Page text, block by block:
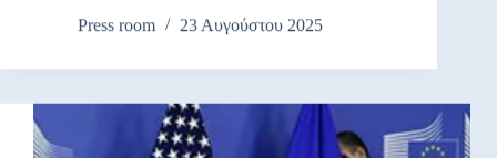
Press room
23 Αυγούστου 2025